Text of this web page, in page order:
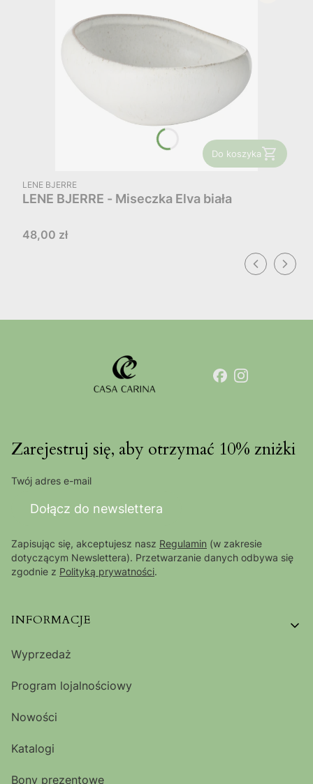
Do koszyka
PRODUCENT
LENE BJERRE
LENE BJERRE - Miseczka Elva biała
Cena
48,00 zł
Zarejestruj się, aby otrzymać 10% zniżki
Twój adres e-mail
Dołącz do newslettera
Zapisując się, akceptujesz nasz Regulamin (w zakresie
dotyczącym Newslettera). Przetwarzanie danych odbywa się
zgodnie z Polityką prywatności.
Linki w stopce
INFORMACJE
Wyprzedaż
Program lojalnościowy
Nowości
Katalogi
Bony prezentowe